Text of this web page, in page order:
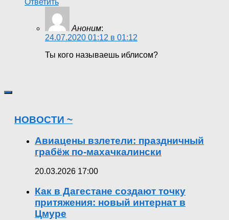
Ответить
Аноним:
24.07.2020 01:12 в 01:12
Ты кого называешь иблисом?
НОВОСТИ ~
Авиацены взлетели: праздничный
грабёж по-махачкалински
20.03.2026 17:00
Как в Дагестане создают точку
притяжения: новый интернат в
Цмуре